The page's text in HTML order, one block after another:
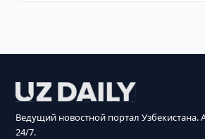
Ведущий новостной портал Узбекистана.
24/7.